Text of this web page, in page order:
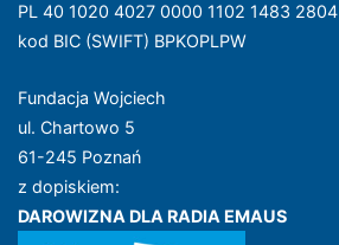
PL 40 1020 4027 0000 1102 1483 2804
kod BIC (SWIFT) BPKOPLPW
Fundacja Wojciech
ul. Chartowo 5
61-245 Poznań
z dopiskiem:
DAROWIZNA DLA RADIA EMAUS